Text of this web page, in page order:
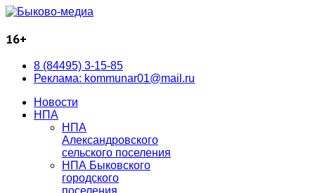
16+
8 (84495) 3-15-85
Реклама: kommunar01@mail.ru
Новости
НПА
НПА
Александровского
сельского поселения
НПА Быковского
городского
поселения